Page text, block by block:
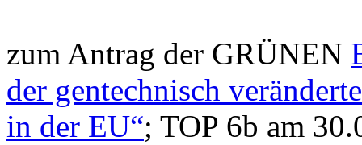
zum Antrag der GRÜNEN
der gentechnisch
in der EU“; TOP 6b am